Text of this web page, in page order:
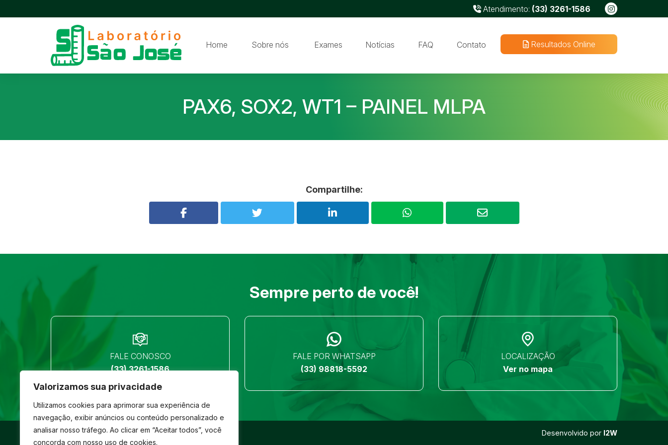
Valorizamos sua privacidade
Utilizamos cookies para aprimorar sua experiência de
navegação, exibir anúncios ou conteúdo personalizado e
analisar nosso tráfego. Ao clicar em “Aceitar todos”, você
concorda com nosso uso de cookies.
Atendimento: (33) 3261-1586
Home Sobre nós Exames Notícias FAQ Contato Resultados Online
PAX6, SOX2, WT1 – PAINEL MLPA
Compartilhe:
Sempre perto de você!
FALE CONOSCO
(33) 3261-1586
FALE POR WHATSAPP
(33) 98818-5592
LOCALIZAÇÃO
Ver no mapa
© São José- Todos os direitos reservados Desenvolvido por I2W